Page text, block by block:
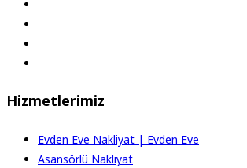
Hizmetlerimiz
Evden Eve Nakliyat | Evden Eve
Asansörlü Nakliyat